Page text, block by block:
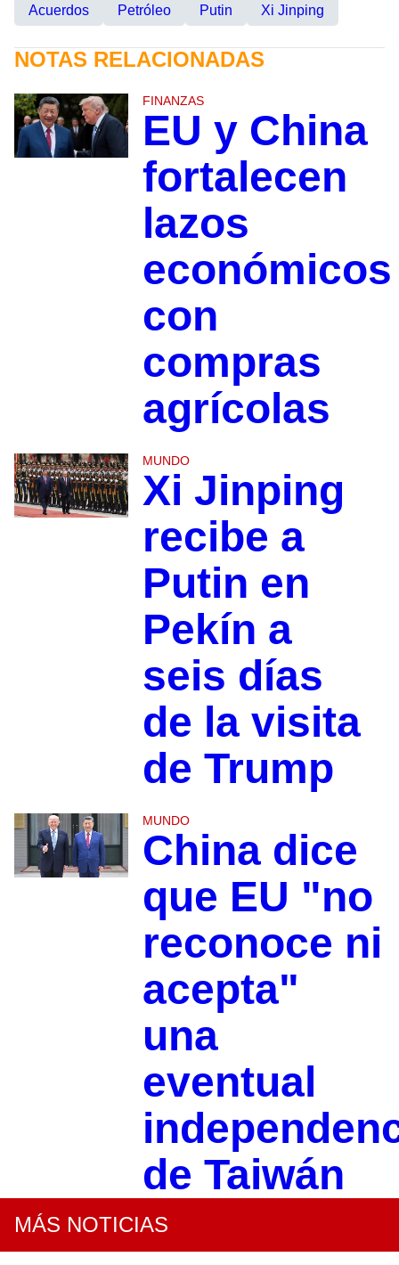
Acuerdos Petróleo Putin Xi Jinping
NOTAS RELACIONADAS
FINANZAS
EU y China
fortalecen
lazos
económicos
con
compras
agrícolas
MUNDO
Xi Jinping
recibe a
Putin en
Pekín a
seis días
de la visita
de Trump
MUNDO
China dice
que EU "no
reconoce ni
acepta"
una
eventual
de Taiwán
MÁS NOTICIAS